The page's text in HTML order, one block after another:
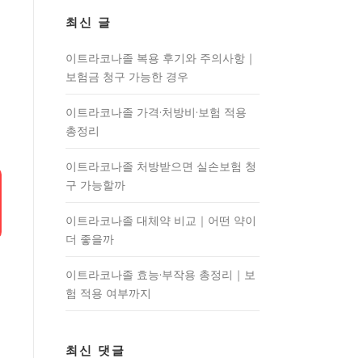
최신 글
이트라코나졸 복용 후기와 주의사항｜
보험금 청구 가능한 경우
이트라코나졸 가격·처방비·보험 적용
총정리
이트라코나졸 처방받으면 실손보험 청
구 가능할까
이트라코나졸 대체약 비교｜어떤 약이
더 좋을까
이트라코나졸 효능·부작용 총정리｜보
험 적용 여부까지
최신 댓글